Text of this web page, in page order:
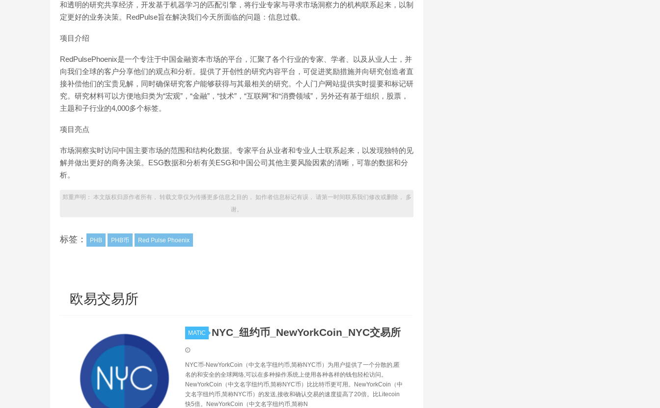
和透明的研究共享经济，开发基于机器学习的匹配引擎，将行业专家与寻求市场洞察力的机构联系起来，以制
定更好的业务决策。RedPulse旨在解决我们今天所面临的问题：信息过载。
项目介绍
RedPulsePhoenix是一个专注于中国金融资本市场的平台，汇聚了各个行业的专家、学者、以及从业人士，并
向我们全球的客户分享他们的观点和分析。提供了开创性的研究内容平台，可促进奖励措施并向研究创造者直
接补偿他们的宝贵见解，同时确保研究客户能够获得与其最相关的研究。个人门户网站提供实时提要和标记研
究。研究材料可以方便地归类为“宏观”，“金融”，“技术”，“互联网”和“消费领域”，另外还有基于组织，股票，
主题和子行业的4,000多个标签。
项目亮点
市场洞察实时访问中国主要市场的范围和结构化数据。专家平台从业者和专业人士联系起来，以发现独特的见
解并做出更好的商务决策。ESG数据和分析有关ESG和中国公司其他主要风险因素的清晰，可靠的数据和分
析。
郑重声明： 本文版权归原作者所有， 转载文章仅为传播更多信息之目的， 如作者信息标记有误， 请第一时间联系我们修改或删除， 多
谢。
标签： PHB PHB币 Red Pulse Phoenix
欧易交易所
MATIC NYC_纽约币_NewYorkCoin_NYC交易所
NYC币-NewYorkCoin（中文名字纽约币,简称NYC币）为用户提供了一个分散的,匿
名的和安全的全球网络,可以在多种操作系统上使用各种各样的钱包轻松访问。
NewYorkCoin（中文名字纽约币,简称NYC币）比比特币更可用。NewYorkCoin（中
文名字纽约币,简称NYC币）的发送,接收和确认交易的速度提高了20倍。比Litecoin
快5倍。NewYorkCoin（中文名字纽约币,简称N